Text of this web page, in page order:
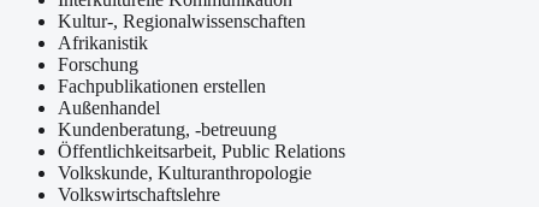
Kultur-, Regionalwissenschaften
Afrikanistik
Forschung
Fachpublikationen erstellen
Außenhandel
Kundenberatung, -betreuung
Öffentlichkeitsarbeit, Public Relations
Volkskunde, Kulturanthropologie
Volkswirtschaftslehre